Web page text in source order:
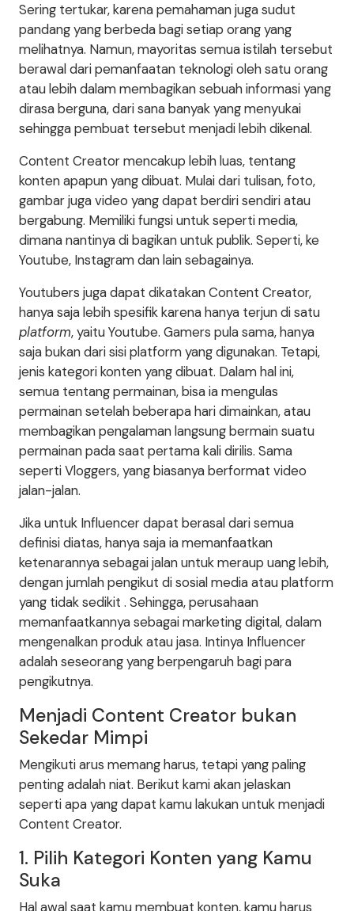
Sering tertukar, karena pemahaman juga sudut
pandang yang berbeda bagi setiap orang yang
melihatnya. Namun, mayoritas semua istilah tersebut
berawal dari pemanfaatan teknologi oleh satu orang
atau lebih dalam membagikan sebuah informasi yang
dirasa berguna, dari sana banyak yang menyukai
sehingga pembuat tersebut menjadi lebih dikenal.
Content Creator mencakup lebih luas, tentang
konten apapun yang dibuat. Mulai dari tulisan, foto,
gambar juga video yang dapat berdiri sendiri atau
bergabung. Memiliki fungsi untuk seperti media,
dimana nantinya di bagikan untuk publik. Seperti, ke
Youtube, Instagram dan lain sebagainya.
Youtubers juga dapat dikatakan Content Creator,
hanya saja lebih spesifik karena hanya terjun di satu
platform, yaitu Youtube. Gamers pula sama, hanya
saja bukan dari sisi platform yang digunakan. Tetapi,
jenis kategori konten yang dibuat. Dalam hal ini,
semua tentang permainan, bisa ia mengulas
permainan setelah beberapa hari dimainkan, atau
membagikan pengalaman langsung bermain suatu
permainan pada saat pertama kali dirilis. Sama
seperti Vloggers, yang biasanya berformat video
jalan-jalan.
Jika untuk Influencer dapat berasal dari semua
definisi diatas, hanya saja ia memanfaatkan
ketenarannya sebagai jalan untuk meraup uang lebih,
dengan jumlah pengikut di sosial media atau platform
yang tidak sedikit . Sehingga, perusahaan
memanfaatkannya sebagai marketing digital, dalam
mengenalkan produk atau jasa. Intinya Influencer
adalah seseorang yang berpengaruh bagi para
pengikutnya.
Menjadi Content Creator bukan
Sekedar Mimpi
Mengikuti arus memang harus, tetapi yang paling
penting adalah niat. Berikut kami akan jelaskan
seperti apa yang dapat kamu lakukan untuk menjadi
Content Creator.
1. Pilih Kategori Konten yang Kamu
Suka
Hal awal saat kamu membuat konten, kamu harus